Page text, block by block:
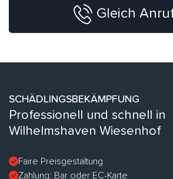
Gleich
SCHÄDLINGSBEKÄMPFUNG
Professionell und schnell in
Wilhelmshaven Wiesenhof
Faire Preisgestaltung
Zahlung: Bar oder EC-Karte